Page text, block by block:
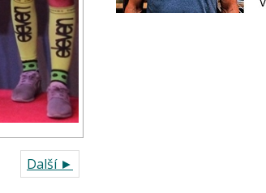
Další ►